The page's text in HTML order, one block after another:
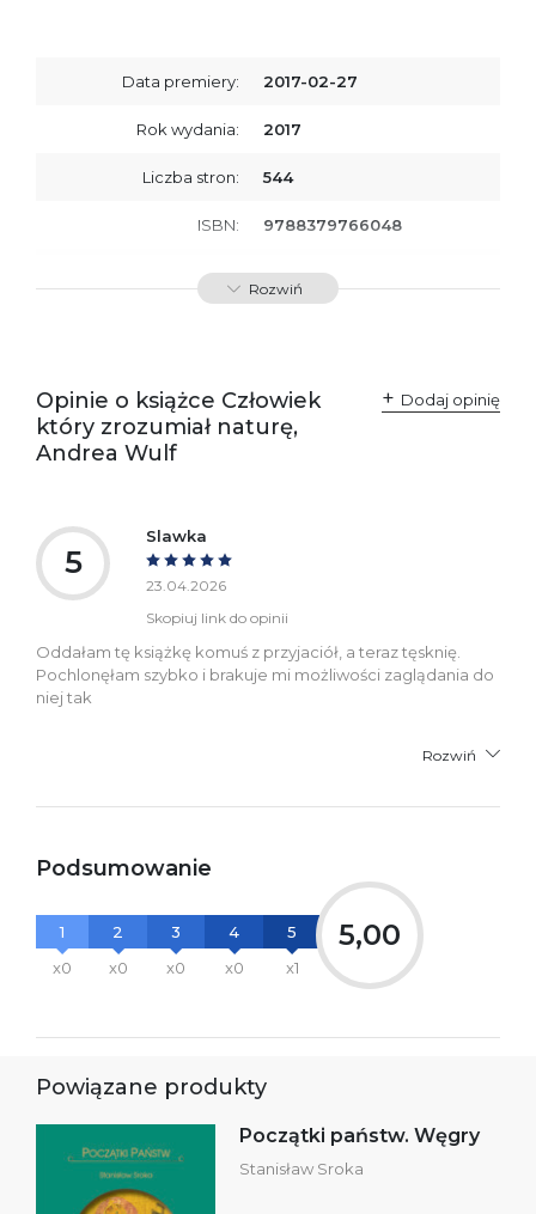
Data premiery: 2017-02-27
Rok wydania: 2017
Liczba stron: 544
ISBN: 9788379766048
Producent / Osoby
odpowiedzialne za
Wydawnictwo Poznańskie
Sp. z o.o.
+48 61 623 38 38
Ostrzeżenia oraz
informacje dotyczące
Załącznik PDF
Rozwiń
Opinie o książce Człowiek
który zrozumiał naturę,
Andrea Wulf
Dodaj opinię
5
Slawka
23.04.2026
Skopiuj link do opinii
Oddałam tę książkę komuś z przyjaciół, a teraz tęsknię.
Pochlonęłam szybko i brakuje mi możliwości zaglądania do
niej tak
Rozwiń
Podsumowanie
1
x0
2
x0
3
x0
4
x0
5
x1
5,00
Powiązane produkty
Początki państw. Węgry
Stanisław Sroka